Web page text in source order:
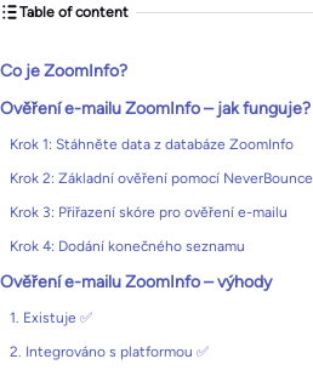
Table of content
Co je ZoomInfo?
Ověření e-mailu ZoomInfo – jak funguje?
Krok 1: Stáhněte data z databáze ZoomInfo
Krok 2: Základní ověření pomocí NeverBounce
Krok 3: Přiřazení skóre pro ověření e-mailu
Krok 4: Dodání konečného seznamu
Ověření e-mailu ZoomInfo – výhody
1. Existuje ✅
2. Integrováno s platformou ✅